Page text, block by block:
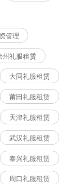
管理
州礼服租赁
大同礼服租赁
莆田礼服租赁
天津礼服租赁
武汉礼服租赁
泰兴礼服租赁
周口礼服租赁